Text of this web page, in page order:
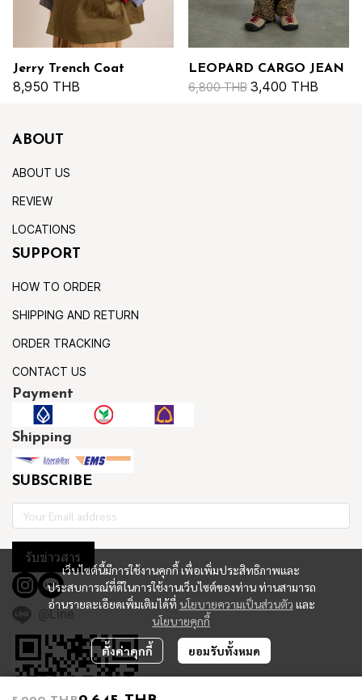
Jerry Trench Coat
8,950 THB
LEOPARD CARGO JEAN
6,800 THB 3,400 THB
เว็บไซต์นี้มีการใช้งานคุกกี้ เพื่อเพิ่มประสิทธิภาพและ
ประสบการณ์ที่ดีในการใช้งานเว็บไซต์ของท่าน ท่านสามารถ
อ่านรายละเอียดเพิ่มเติมได้ที่ นโยบายความเป็นส่วนตัว และ
นโยบายคุกกี้
ตั้งค่าคุกกี้ ยอมรับทั้งหมด
ABOUT
ABOUT US
REVIEW
LOCATIONS
SUPPORT
HOW TO ORDER
SHIPPING AND RETURN
ORDER TRACKING
CONTACT US
Payment
Shipping
SUBSCRIBE
รับข่าวสาร
@Line